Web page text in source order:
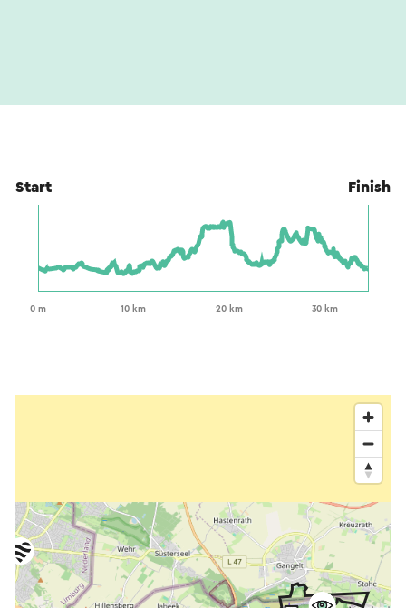
Start Finish